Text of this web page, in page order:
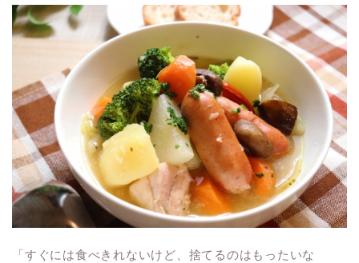
「すぐには食べきれないけど、捨てるのはもったいな